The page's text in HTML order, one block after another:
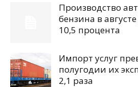
Производство
бензина в
10,5 процента
Импорт услуг
полугодии их
2,1 раза